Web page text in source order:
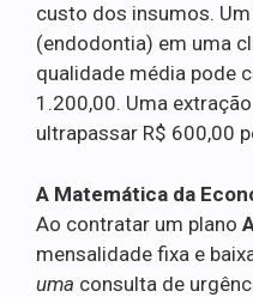
custo dos insumos.
(endodontia) em uma
qualidade média pode
1.200,00. Uma
ultrapassar R$ 600,00
A Matemática da
Ao contratar um plano
mensalidade fixa e
uma consulta de